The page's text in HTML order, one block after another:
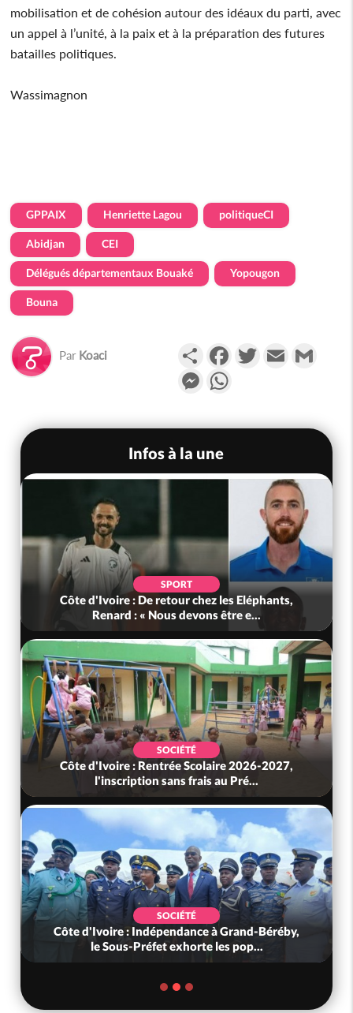
mobilisation et de cohésion autour des idéaux du parti, avec
un appel à l’unité, à la paix et à la préparation des futures
batailles politiques.
Wassimagnon
GPPAIX Henriette Lagou politiqueCI
Abidjan CEI
Délégués départementaux Bouaké Yopougon
Bouna
Par Koaci PartagerFacebookTwitterEmail
Messenger
Infos à la une
SPORT
Côte d'Ivoire : De retour chez les Eléphants,
Renard : « Nous devons être e...
SOCIÉTÉ
Côte d'Ivoire : Rentrée Scolaire 2026-2027,
l'inscription sans frais au Pré...
SOCIÉTÉ
Côte d'Ivoire : Indépendance à Grand-Béréby,
le Sous-Préfet exhorte les pop...